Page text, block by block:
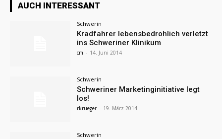
AUCH INTERESSANT
Schwerin
Kradfahrer lebensbedrohlich verletzt
ins Schweriner Klinikum
cm - 14. Juni 2014
Schwerin
Schweriner Marketinginitiative legt
los!
rkrueger - 19. März 2014
Schwerin